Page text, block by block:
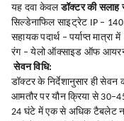
यह दवा केवलडॉक्टर की सलाह
सिल्डेनाफिल साइट्रेट IP –
सहायक पदार्थ – पर्याप्त मात्रा में
रंग – येलो ऑक्साइड ऑफ
सेवन विधि:
डॉक्टर के निर्देशानुसार ही सेवन
आमतौर पर यौन क्रिया से
24 घंटे में एक से अधिक टैबलेट